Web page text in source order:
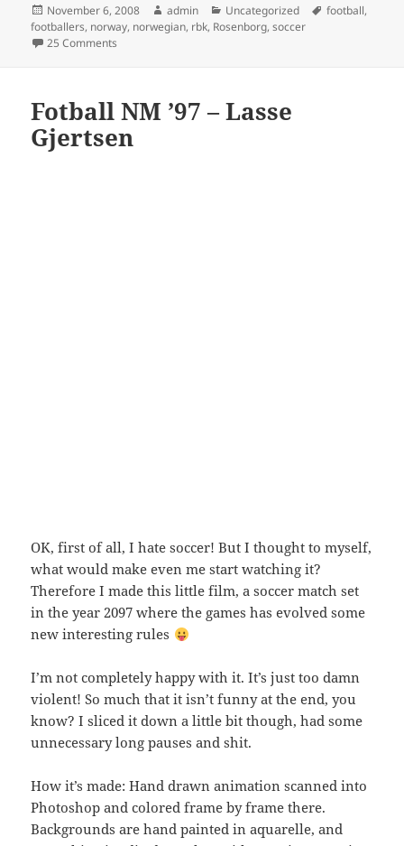
Posted
on
November 6, 2008 Author
admin Categories
Uncategorized Tags
football,
footballers, norway, norwegian, rbk, Rosenborg,soccer
25 Comments
Fotball NM ’97 – Lasse
Gjertsen
OK, first of all, I hate soccer! But I thought to myself,
what would make even me start watching it?
Therefore I made this little film, a soccer match set
in the year 2097 where the games has evolved some
new interesting rules
I’m not completely happy with it. It’s just too damn
violent! So much that it isn’t funny at the end, you
know? I sliced it down a little bit though, had some
unnecessary long pauses and shit.
How it’s made: Hand drawn animation scanned into
Photoshop and colored frame by frame there.
Backgrounds are hand painted in aquarelle, and